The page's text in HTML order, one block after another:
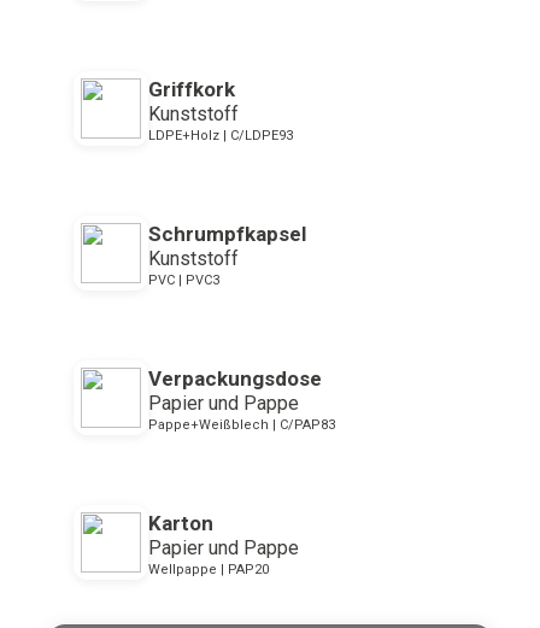
Griffkork
Kunststoff
LDPE+Holz | C/LDPE93
Schrumpfkapsel
Kunststoff
PVC | PVC3
Verpackungsdose
Papier und Pappe
Pappe+Weißblech | C/PAP83
Karton
Papier und Pappe
Wellpappe | PAP20